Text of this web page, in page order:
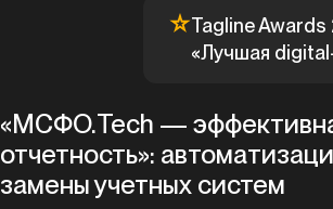
Tagline
«Лучшая
«МСФО.Tech —
отчетность»:
замены учетных систем